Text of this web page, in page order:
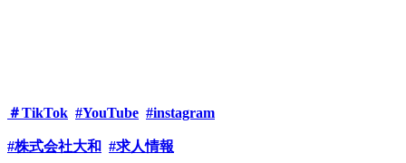
＃TikTok #YouTube #instagram
#株式会社大和 #求人情報